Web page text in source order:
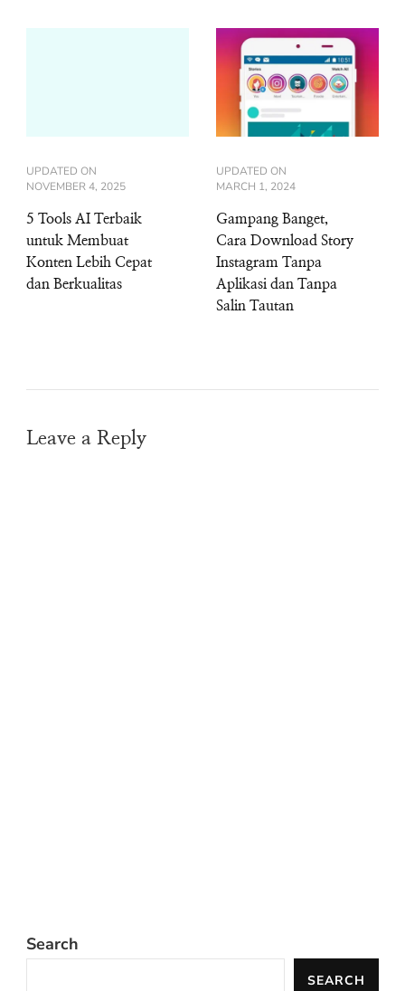
UPDATED ON
NOVEMBER 4, 2025
5 Tools AI Terbaik
untuk Membuat
Konten Lebih Cepat
dan Berkualitas
UPDATED ON
MARCH 1, 2024
Gampang Banget,
Cara Download Story
Instagram Tanpa
Aplikasi dan Tanpa
Salin Tautan
Leave a Reply
Search
SEARCH